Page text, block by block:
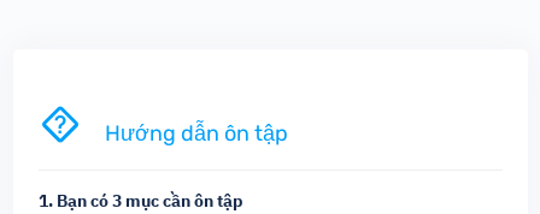
Hướng dẫn ôn tập
1. Bạn có3mục cần ôn tập